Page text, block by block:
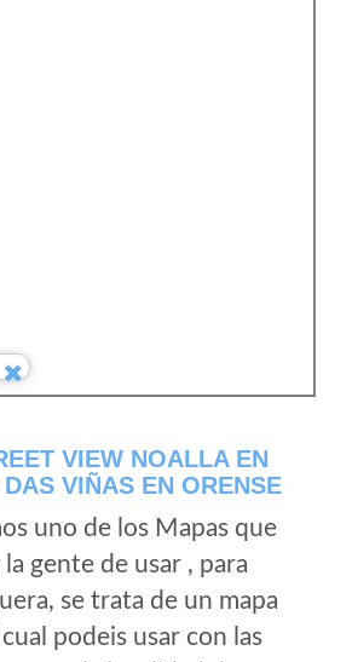
VIEW NOALLA EN
VIÑAS EN ORENSE
uno de los Mapas que
la gente de usar , para
se trata de un mapa
podeis usar con las